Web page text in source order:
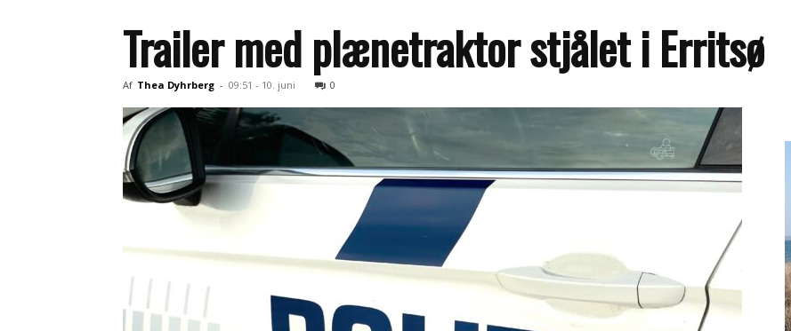
Trailer med plænetraktor stjålet i Erritsø
Af Thea Dyhrberg - 09:51 - 10. juni 0